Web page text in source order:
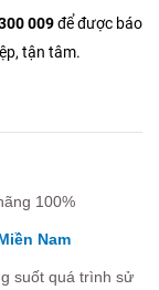
009để được báo
tận tâm.
100%
Nam
suốt quá trình sử